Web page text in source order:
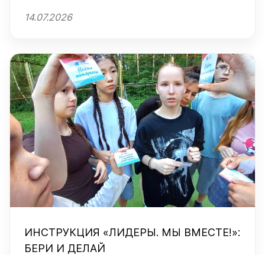
14.07.2026
ИНСТРУКЦИЯ «ЛИДЕРЫ. МЫ ВМЕСТЕ!»:
БЕРИ И ДЕЛАЙ